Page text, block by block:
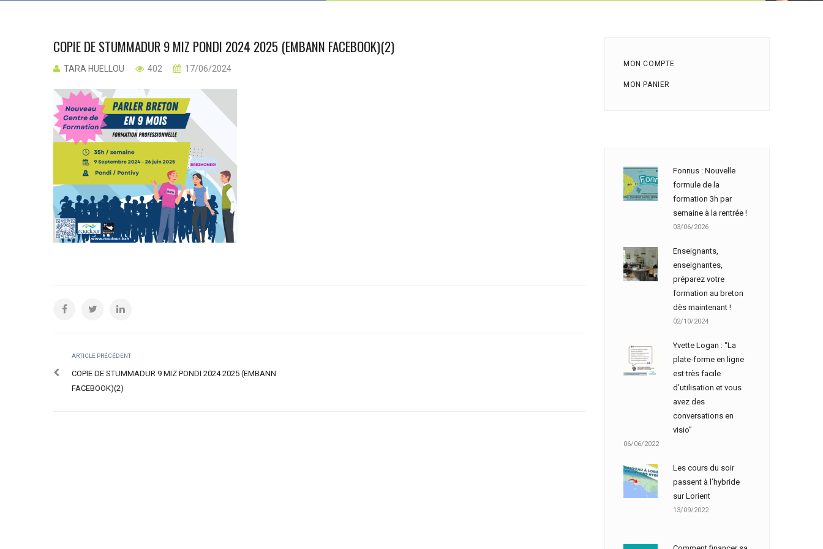
COPIE DE STUMMADUR 9 MIZ PONDI 2024 2025 (EMBANN FACEBOOK)(2)
TARA HUELLOU 402 17/06/2024
ARTICLE PRÉCÉDENT
COPIE DE STUMMADUR 9 MIZ PONDI 2024 2025 (EMBANN
FACEBOOK)(2)
MON COMPTE
MON PANIER
Fonnus : Nouvelle
formule de la
formation 3h par
semaine à la rentrée !
03/06/2026
Enseignants,
enseignantes,
préparez votre
formation au breton
dès maintenant !
02/10/2024
Yvette Logan : “La
plate-forme en ligne
est très facile
d’utilisation et vous
avez des
conversations en
visio”
06/06/2022
Les cours du soir
passent à l’hybride
sur Lorient
13/09/2022